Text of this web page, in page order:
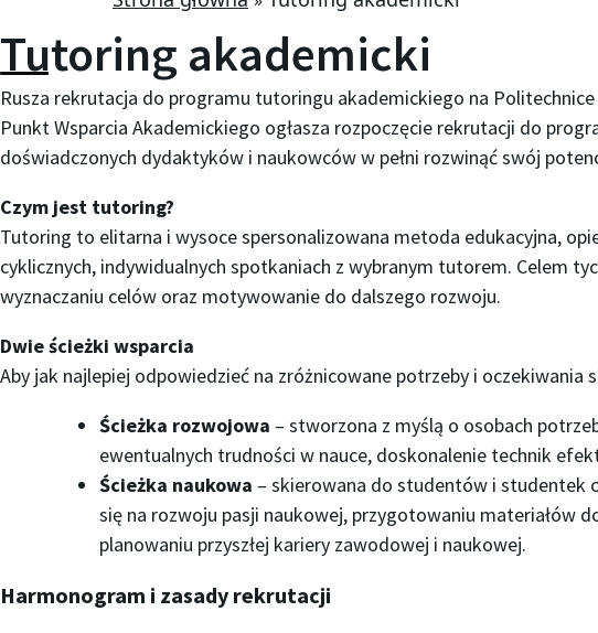
Tutoring akademicki
Rusza rekrutacja do programu tutoringu akademickiego na Politechnice
Punkt Wsparcia Akademickiego ogłasza rozpoczęcie rekrutacji do
doświadczonych dydaktyków i naukowców w pełni rozwinąć swój
Czym jest tutoring?
Tutoring to elitarna i wysoce spersonalizowana metoda edukacyjna,
cyklicznych, indywidualnych spotkaniach z wybranym tutorem. Celem
wyznaczaniu celów oraz motywowanie do dalszego rozwoju.
Dwie ścieżki wsparcia
Aby jak najlepiej odpowiedzieć na zróżnicowane potrzeby i
Ścieżka rozwojowa – stworzona z myślą o osobach
ewentualnych trudności w nauce, doskonalenie technik
Ścieżka naukowa – skierowana do studentów i studentek
się na rozwoju pasji naukowej, przygotowaniu materiałów
planowaniu przyszłej kariery zawodowej i naukowej.
Harmonogram i zasady rekrutacji